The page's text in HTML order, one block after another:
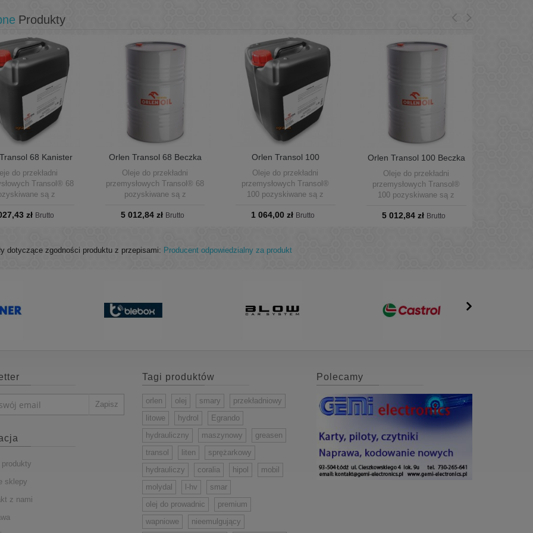
Produkty
68 Kanister
do przekładni
Transol® 68
są z
mineralnych,
smarne (typu
zł Brutto
Orlen Transol 68 Beczka
Oleje do przekładni
przemysłowych Transol® 68
pozyskiwane są z
olejów mineralnych,
własności smarne (typu
na utlenianie,
przeciwpiennym,
5 012,84 zł Brutto
Orlen Transol 100
Oleje do przekładni
przemysłowych Transol®
100 pozyskiwane są z
olejów mineralnych,
własności smarne (typu
przeciwpiennym,
1 064,00 zł Brutto
Orlen Transol 100 Beczka
Oleje do przekładni
przemysłowych Transol®
100 pozyskiwane są z
olejów mineralnych,
przeciwpiennym,
5 012,84 zł Brutto
dotyczące zgodności produktu z przepisami: Producent odpowiedzialny za produkt
produkty
sklepy
z nami
Tagi produktów
orlen olej smary
przekładniowy
litowe
hydrol
Egrando
hydrauliczny
maszynowy
greasen
transol
liten
sprężarkowy
hydrauliczy
coralia hipol
mobil
molydal
l-hv
smar
olej do prowadnic
premium
wapniowe
nieemulgujący
Polecamy